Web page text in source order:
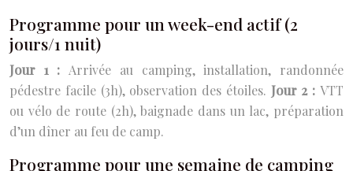
Programme pour un week-end actif (2
jours/1 nuit)
Jour 1 : Arrivée au camping, installation, randonnée
pédestre facile (3h), observation des étoiles. Jour 2 :VTT
ou vélo de route (2h), baignade dans un lac, préparation
d’un dîner au feu de camp.
Programme pour une semaine de camping